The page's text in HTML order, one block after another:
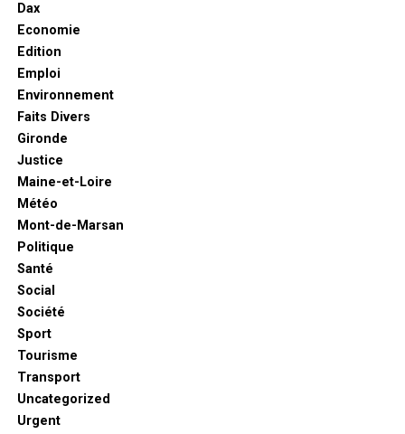
Dax
Economie
Edition
Emploi
Environnement
Faits Divers
Gironde
Justice
Maine-et-Loire
Météo
Mont-de-Marsan
Politique
Santé
Social
Société
Sport
Tourisme
Transport
Uncategorized
Urgent